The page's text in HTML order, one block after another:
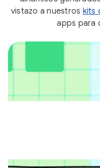
vistazo a nuestros kits
apps para